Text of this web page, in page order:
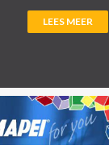
LEES MEER